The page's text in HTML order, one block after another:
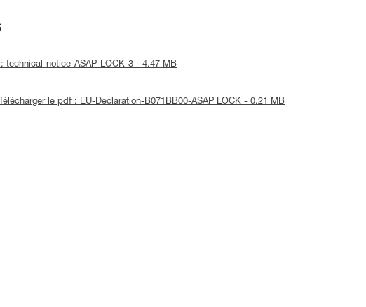
: technical-notice-ASAP-LOCK-3 - 4.47 MB
Télécharger le pdf : EU-Declaration-B071BB00-ASAP LOCK - 0.21 MB